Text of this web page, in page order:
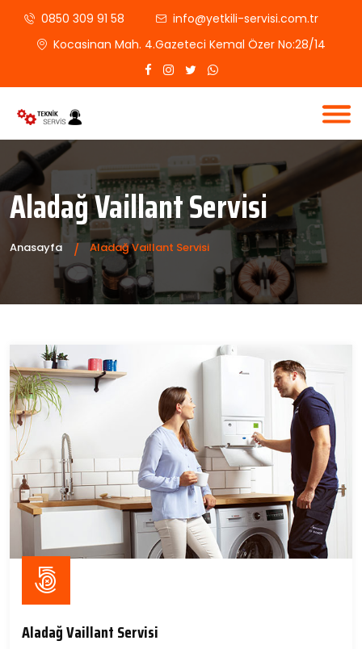
0850 309 91 58
info@yetkili-servisi.com.tr
Kocasinan Mah. 4.Gazeteci Kemal Özer No:28/14
Aladağ Vaillant Servisi
Anasayfa Aladağ Vaillant Servisi
Aladağ Vaillant Servisi